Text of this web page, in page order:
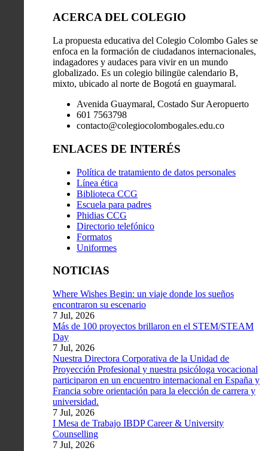
ACERCA DEL COLEGIO
La propuesta educativa del Colegio Colombo Gales se
enfoca en la formación de ciudadanos internacionales,
indagadores y audaces para vivir en un mundo
globalizado. Es un colegio bilingüe calendario B,
mixto, ubicado al norte de Bogotá en guaymaral.
Avenida Guaymaral, Costado Sur Aeropuerto
601 7563798
contacto@colegiocolombogales.edu.co
ENLACES DE INTERÉS
Política de tratamiento de datos personales
Línea ética
Biblioteca CCG
Escuela para padres
Phidias CCG
Directorio telefónico
Formatos
Uniformes
NOTICIAS
Where Wishes Begin: un viaje donde los sueños
encontraron su escenario
7 Jul, 2026
Más de 100 proyectos brillaron en el STEM/STEAM
Day
7 Jul, 2026
Nuestra Directora Corporativa de la Unidad de
Proyección Profesional y nuestra psicóloga vocacional
participaron en un encuentro internacional en España y
Francia sobre orientación para la elección de carrera y
universidad.
7 Jul, 2026
I Mesa de Trabajo IBDP Career & University
Counselling
7 Jul, 2026